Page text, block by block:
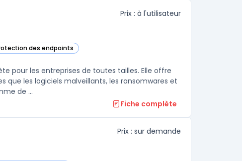
Prix : à l'utilisateur
des endpoints
dans cette catégorie
pour les entreprises de toutes tailles. Elle offre
les logiciels malveillants, les ransomwares et
les attaques de phishing. La solution intègre également une gamme de ...
Fiche complète
Prix : sur demande